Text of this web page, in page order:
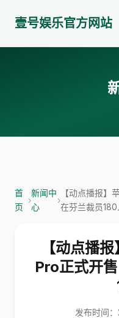
壹号娱乐官方网站
首
页
›
新闻中
心
›
【动点播报】
在芬兰裁员180
【动点播
Pro正式开
发布时间